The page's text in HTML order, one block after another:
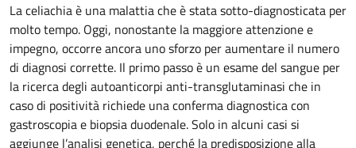
La celiachia è una malattia che è stata sotto-diagnosticata per
molto tempo. Oggi, nonostante la maggiore attenzione e
impegno, occorre ancora uno sforzo per aumentare il numero
di diagnosi corrette. Il primo passo è un esame del sangue per
la ricerca degli autoanticorpi anti-transglutaminasi che in
caso di positività richiede una conferma diagnostica con
gastroscopia e biopsia duodenale. Solo in alcuni casi si
aggiunge l’analisi genetica, perché la predisposizione alla